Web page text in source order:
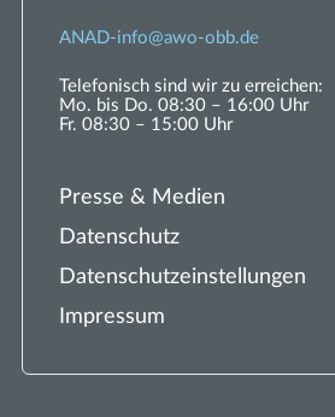
ANAD- nf w - bb d
Telefonisch sind wir zu erreichen:
Mo. bis Do. 08:30 – 16:00 Uhr
Fr. 08:30 – 15:00 Uhr
Presse & Medien
Datenschutz
Datenschutzeinstellungen
Impressum